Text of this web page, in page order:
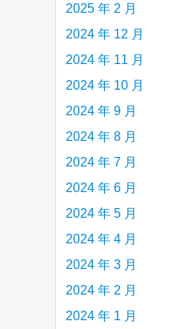
2025 年 2 月
2024 年 12 月
2024 年 11 月
2024 年 10 月
2024 年 9 月
2024 年 8 月
2024 年 7 月
2024 年 6 月
2024 年 5 月
2024 年 4 月
2024 年 3 月
2024 年 2 月
2024 年 1 月